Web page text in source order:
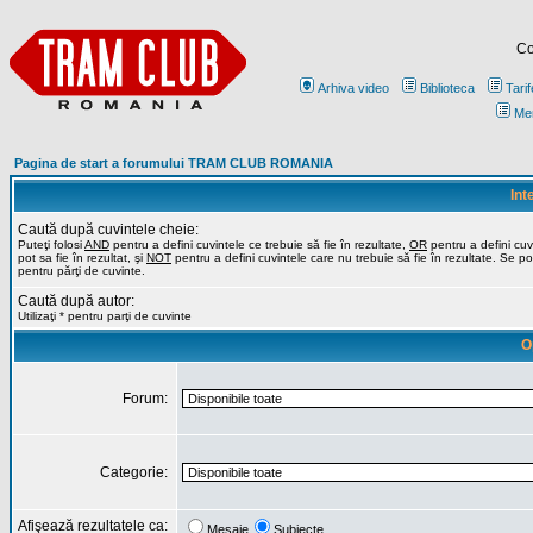
Arhiva video Biblioteca
Pagina de start a forumului TRAM CLUB ROMANIA
Caută după cuvintele cheie:
Puteţi folosiAND pentru a defini cuvintele ce trebuie să fie în rezultate, OR pentru a defini
pot sa fie în rezultat, şi NOT pentru a defini cuvintele care nu trebuie să fie în rezultate. Se
pentru părţi de cuvinte.
Caută după autor:
Utilizaţi * pentru parţi de cuvinte
Forum:
Categorie:
Afişează rezultatele ca: Mesaje Subiecte